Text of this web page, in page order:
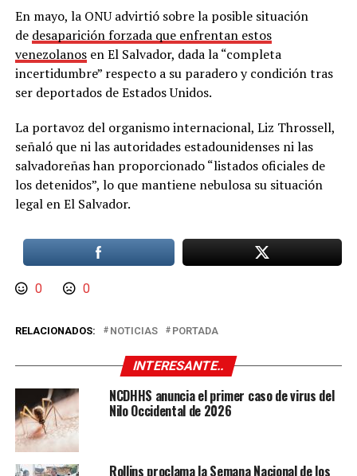
En mayo, la ONU advirtió sobre la posible situación
de desaparición forzada que enfrentan estos
venezolanosen El Salvador, dada la “completa
incertidumbre” respecto a su paradero y condición tras
ser deportados de Estados Unidos.
La portavoz del organismo internacional, Liz Throssell,
señaló que ni las autoridades estadounidenses ni las
salvadoreñas han proporcionado “listados oficiales de
los detenidos”, lo que mantiene nebulosa su situación
legal en El Salvador.
0 0
RELACIONADOS: NOTICIAS PORTADA
INTERESANTE..
NCDHHS anuncia el primer caso de virus del
Nilo Occidental de 2026
Rollins proclama la Semana Nacional de los